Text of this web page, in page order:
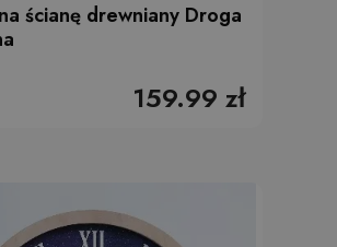
ścianę drewniany Droga
159.99 zł